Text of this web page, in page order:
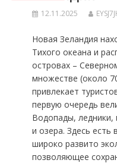
12.11.2025
Новая Зеландия
Тихого океана и
островах –
множестве (около
привлекает
первую очередь
Водопады,
и озера. Здесь есть
широко развито
позволяющее